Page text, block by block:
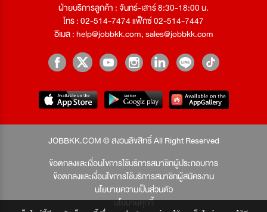
ฝ่ายบริการลูกค้า : จันทร์-เสาร์ 8:30-18:00 น.
โทร : 02-514-7474 แฟ็กซ์ 02-514-7447
อีเมล :help@jobbkk.com,sales@jobbkk.com
JOBBKK.COM © สงวนลิขสิทธิ์ All Right Reserved
ข้อตกลงและเงื่อนไขการใช้บริการสมาชิกผู้ประกอบการ
ข้อตกลงและเงื่อนไขการใช้บริการสมาชิกผู้สมัครงาน
นโยบายความเป็นส่วนตัว
นโยบายคุกกี้